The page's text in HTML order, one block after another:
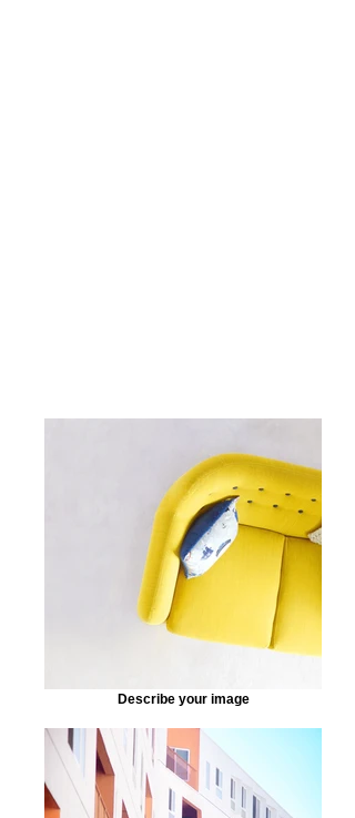
Describe your image